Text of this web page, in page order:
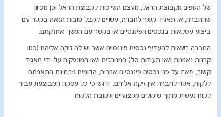
של הגופים מקבוצת הראל, מעצם השייכות לקבוצת הראל וכן מכיוון
שהחברה, או תאגיד קשור לחברה, עשויים לקבל טובות הנאה בקשר עם
ביצוע עסקאות בנכסים הפיננסיים או בקשר עם המשך אחזקתם.
החברה רשאית להעדיף נכסים פיננסיים אשר יש לה זיקה אליהם (כמו
קרנות נאמנות ו/או תעודות סל) המנוהלים ו/או המונפקים על-ידי תאגיד
קשור, וזאת על פני נכסים פיננסיים אחרים, הדומים מבחינת התאמתם
ללקוח, אשר לחברה אין זיקה אליהם. יודגש כי כל עסקה המבוצעת עבור
לקוח נעשית מתוך שיקולים מקצועיים ולטובת הלקוח.